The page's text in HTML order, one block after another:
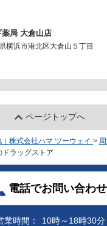
薬局 大倉山店
横浜市港北区大倉山５丁目
ページトップへ
株式会社ハマ ツーウェイ >
ラッグストア
電話でお問い合わせ
業時間：
10時～18時30分